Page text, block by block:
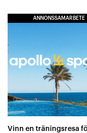
ANNONSSAMARBETE
Vinn en träningsresa